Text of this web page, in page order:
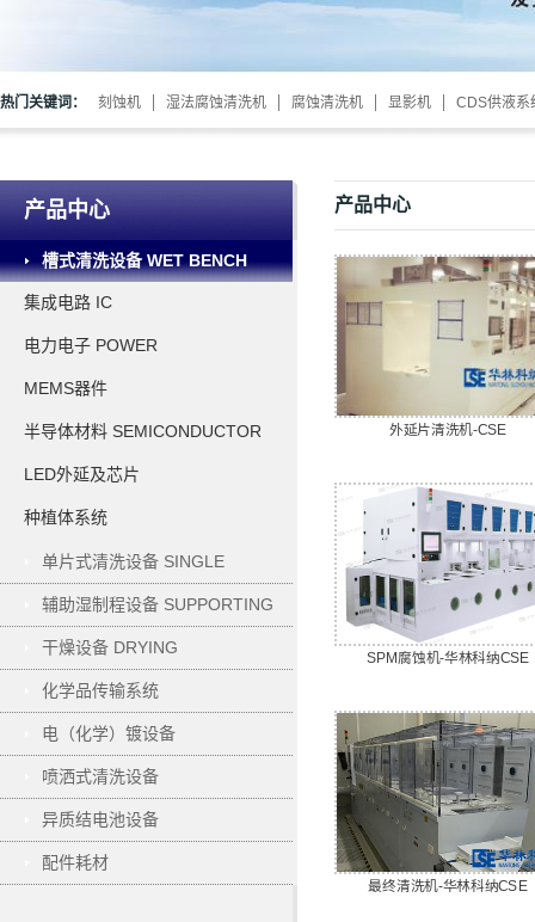
热门关键词： 刻蚀机 湿法腐蚀清洗机 腐蚀清洗机 显影机 CDS供液系
产品中心
槽式清洗设备 WET BENCH
集成电路 IC
电力电子 POWER
ELECTRONICS
MEMS器件
半导体材料 SEMICONDUCTOR
MATERIAL
LED外延及芯片
种植体系统
单片式清洗设备 SINGLE
WAFER PROCESSING
辅助湿制程设备 SUPPORTING
干燥设备 DRYING
化学品传输系统
电（化学）镀设备
ELECTROPLATING
喷洒式清洗设备
异质结电池设备
配件耗材
产品中心
外延片清洗机-CSE
SPM腐蚀机-华林科纳CSE
最终清洗机-华林科纳CSE